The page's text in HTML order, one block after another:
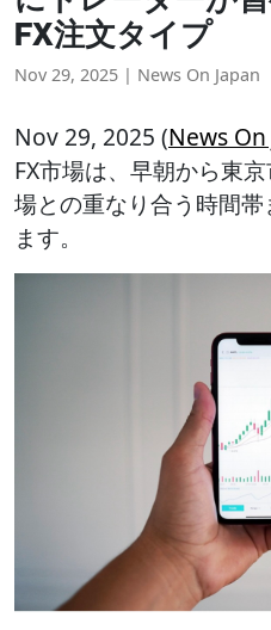
FX注文タイプ
Nov 29, 2025 | News On Japan
Nov 29, 2025 (News On
FX市場は、早朝から東
場との重なり合う時間
ます。